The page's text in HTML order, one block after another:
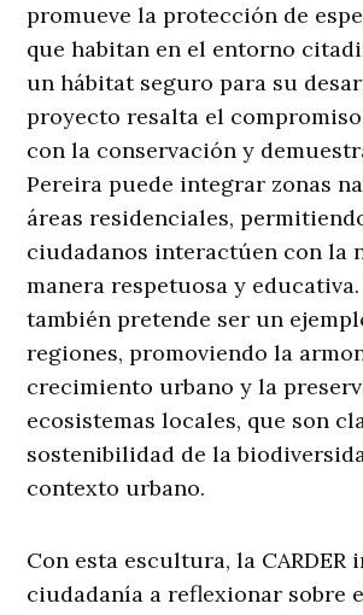
promueve la protección de
que habitan en el entorno
un hábitat seguro para su
proyecto resalta el
con la conservación y
Pereira puede integrar zonas
áreas residenciales,
ciudadanos interactúen con la
manera respetuosa y
también pretende ser un
regiones, promoviendo la
crecimiento urbano y la
ecosistemas locales, que son
sostenibilidad de la
contexto urbano.
Con esta escultura, la CARDER
ciudadanía a reflexionar sobre